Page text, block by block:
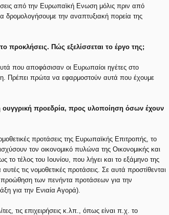
από την Ευρωπαϊκή Eνωση μόλις πριν από
την αναπτυξιακή πορεία της
προκλήσεις. Πώς εξελίσσεται το έργο της;
που αποφάσισαν οι Ευρωπαίοι ηγέτες στο
Πρέπει πρώτα να εφαρμοστούν αυτά που έχουμε
ουγγρική προεδρία, προς υλοποίηση όσων έχουν
προτάσεις της Ευρωπαϊκής Επιτροπής, το
τον οικονομικό πυλώνα της Οικονομικής και
τέλος του Ιουνίου, που λήγει και το εξάμηνο της
τις νομοθετικές προτάσεις. Σε αυτά προστίθενται
των πενήντα προτάσεων για την
για την Ενιαία Αγορά).
τις επιχειρήσεις κ.λπ., όπως είναι π.χ. το